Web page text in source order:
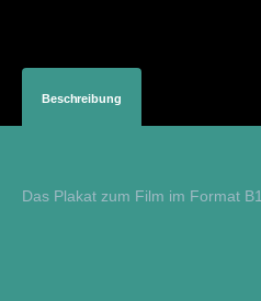
Beschreibung
Das Plakat zum Film im Format B1